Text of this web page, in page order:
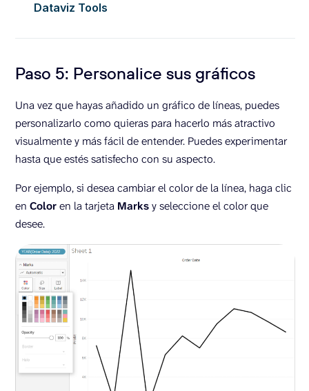
Dataviz Tools
Paso 5: Personalice sus gráficos
Una vez que hayas añadido un gráfico de líneas, puedes
personalizarlo como quieras para hacerlo más atractivo
visualmente y más fácil de entender. Puedes experimentar
hasta que estés satisfecho con su aspecto.
Por ejemplo, si desea cambiar el color de la línea, haga clic
en Coloren la tarjeta Marksy seleccione el color que
desee.